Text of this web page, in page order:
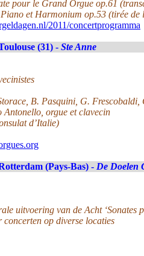
pour le Grand Orgue op.61
et Harmonium op.53 (tirée de
2011/concertprogramma
(31) - Ste Anne
B. Pasquini, G. Frescobaldi,
orgue et clavecin
d’Italie)
(Pays-Bas) - De Doelen
uitvoering van de Acht ‘Sonates
op diverse locaties